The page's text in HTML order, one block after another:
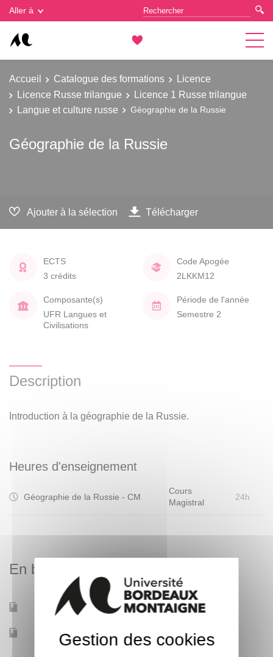
Aller à
Accueil Catalogue des formations
Licence
Licence Russe trilangue
Licence 1 Russe trilangue
Langue et culture russe
Géographie de la Russie
Géographie de la Russie
Ajouter à la sélection Télécharger
ECTS
3 crédits
Code Apogée
2LKKM12
Composante(s)
UFR Langues et
Civilisations
Période de l'année
Semestre 2
Description
Introduction à la géographie de la Russie.
Heures d'enseignement
Géographie de la Russie - CM
Cours
Magistral
24h
En bref
Mobilité d'études Oui
Accessible à distance
Gestion des cookies
Gestion des cookies